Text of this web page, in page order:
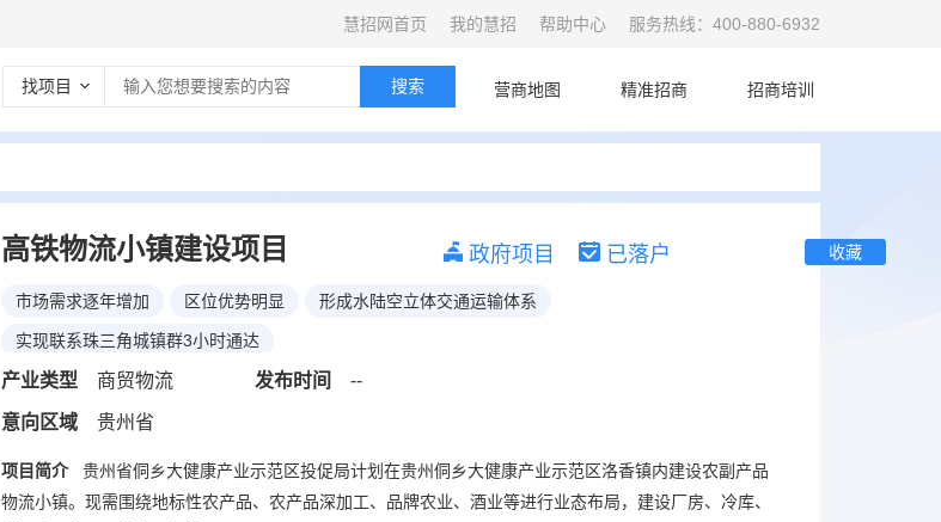
慧招网首页 我的慧招 帮助中心 服务热线：400-880-6932
首页 营商地图 精准招商 招商培训
找项目 搜索
高铁物流小镇建设项目 政府项目 已落户 收藏
市场需求逐年增加 区位优势明显 形成水陆空立体交通运输体系
实现联系珠三角城镇群3小时通达
产业类型 商贸物流 发布时间 --
意向区域 贵州省
项目简介
贵州省侗乡大健康产业示范区投促局计划在贵州侗乡大健康产业示范区洛香镇内建设农副产品
物流小镇。现需围绕地标性农产品、农产品深加工、品牌农业、酒业等进行业态布局，建设厂房、冷库、